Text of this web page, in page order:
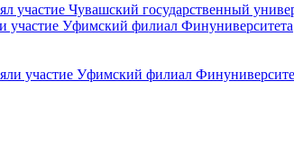
участие Уфимский филиал Финуниверситета